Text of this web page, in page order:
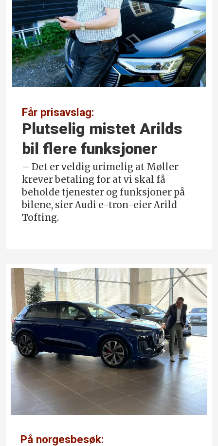
Får prisavslag:
Plutselig mistet Arilds
bil flere funksjoner
– Det er veldig urimelig at Møller
krever betaling for at vi skal få
beholde tjenester og funksjoner på
bilene, sier Audi e-tron-eier Arild
Tofting.
På norgesbesøk: